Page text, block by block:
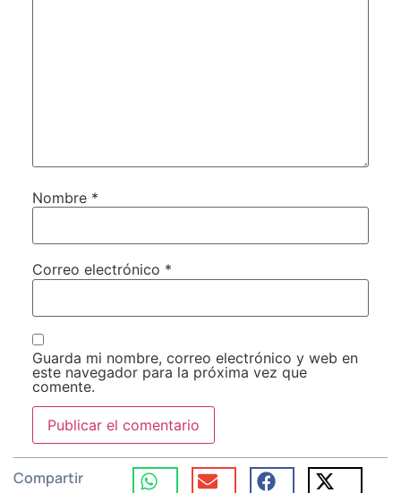
Nombre *
Correo electrónico *
Guarda mi nombre, correo electrónico y web en
este navegador para la próxima vez que
comente.
Compartir